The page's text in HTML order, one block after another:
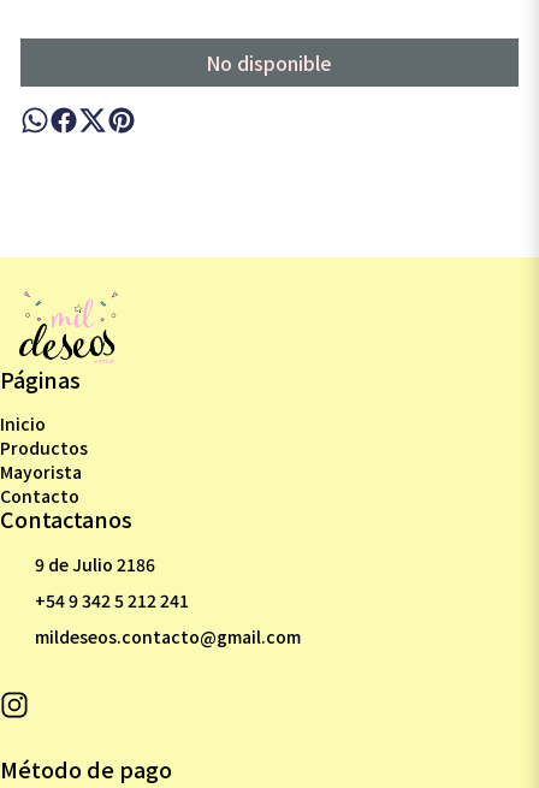
No disponible
Páginas
Inicio
Productos
Mayorista
Contacto
Contactanos
9 de Julio 2186
+54 9 342 5 212 241
mildeseos.contacto@gmail.com
Método de pago